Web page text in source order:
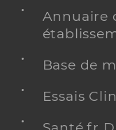
Annuaire
Base de
Essais